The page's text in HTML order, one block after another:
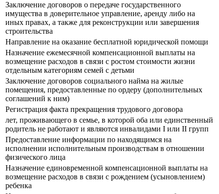
Заключение договоров о передаче государственного
имущества в доверительное управление, аренду либо на
иных правах, а также для реконструкции или завершения
строительства
Направление на оказание бесплатной юридической помощи
Назначение ежемесячной компенсационной выплаты на
возмещение расходов в связи с ростом стоимости жизни
отдельным категориям семей с детьми
Заключение договоров социального найма на жилые
помещения, предоставленные по ордеру (дополнительных
соглашений к ним)
Регистрация факта прекращения трудового договора
лет, проживающего в семье, в которой оба или единственный
родитель не работают и являются инвалидами I или II групп
Предоставление информации по находящимся на
исполнении исполнительным производствам в отношении
физического лица
Назначение единовременной компенсационной выплаты на
возмещение расходов в связи с рождением (усыновлением)
ребенка